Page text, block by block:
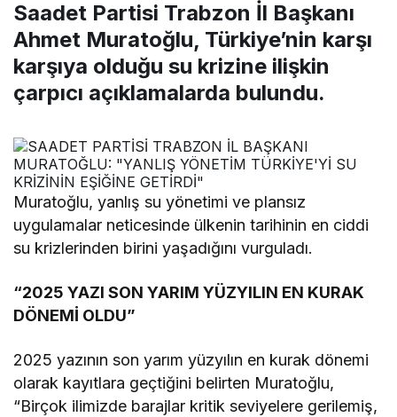
Saadet Partisi Trabzon İl Başkanı
Ahmet Muratoğlu, Türkiye’nin karşı
karşıya olduğu su krizine ilişkin
çarpıcı açıklamalarda bulundu.
Muratoğlu, yanlış su yönetimi ve plansız
uygulamalar neticesinde ülkenin tarihinin en ciddi
su krizlerinden birini yaşadığını vurguladı.
“2025 YAZI SON YARIM YÜZYILIN EN KURAK
DÖNEMİ OLDU”
2025 yazının son yarım yüzyılın en kurak dönemi
olarak kayıtlara geçtiğini belirten Muratoğlu,
“Birçok ilimizde barajlar kritik seviyelere gerilemiş,